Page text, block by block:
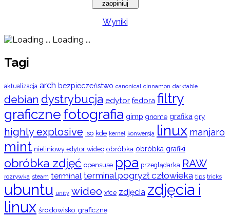
Wyniki
Loading ...
Tagi
aktualizacja arch bezpieczeństwo canonical cinnamon darktable
debian dystrybucja edytor fedora filtry
graficznefotografia gimp gnome grafika gry
highly explosive iso kde kernel konwersja linux manjaro
mint nieliniowy edytor wideo obróbka obróbka grafiki
obróbka zdjęć opensuse ppa przeglądarka RAW
rozrywka steam terminal terminal pogryzł człowieka tips tricks
ubuntu unity wideo xfce zdjęcia zdjęcia i
linux środowisko graficzne